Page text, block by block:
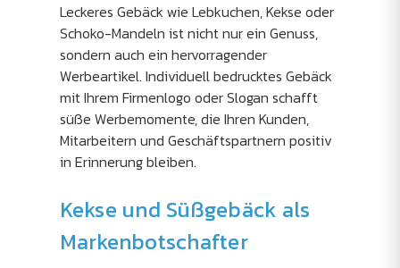
Leckeres Gebäck wie Lebkuchen, Kekse oder
Schoko-Mandeln ist nicht nur ein Genuss,
sondern auch ein hervorragender
Werbeartikel. Individuell bedrucktes Gebäck
mit Ihrem Firmenlogo oder Slogan schafft
süße Werbemomente, die Ihren Kunden,
Mitarbeitern und Geschäftspartnern positiv
in Erinnerung bleiben.
Kekse und Süßgebäck als
Markenbotschafter